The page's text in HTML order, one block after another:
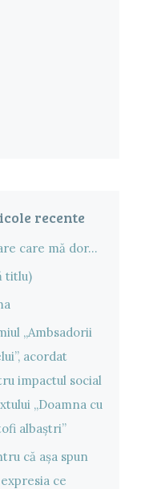
recente
care mă dor…
titlu)
„Ambsadorii
acordat
impactul social
„Doamna cu
albaștri”
că așa spun
expresia ce